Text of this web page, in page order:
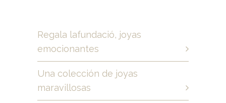
Regala lafundació, joyas
emocionantes
Una colección de joyas
maravillosas